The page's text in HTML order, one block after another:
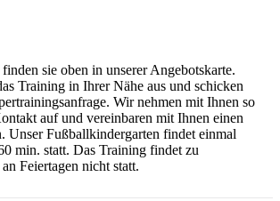
sie oben in unserer Angebotskarte.
Training in Ihrer Nähe aus und schicken
Wir nehmen mit Ihnen so
auf und vereinbaren mit Ihnen einen
Unser Fußballkindergarten findet einmal
min. statt. Das Training findet zu
Feiertagen nicht statt.